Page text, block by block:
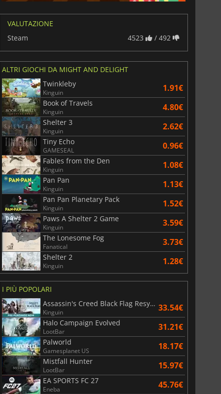
6.75€
WARHAMMER 3
15.48
VALUTAZIONE
Steam
4523 / 492
ALTRI GIOCHI DA MIGHT AND DELIGHT
Twinkleby
Kinguin 1.91€
Book of Travels
Kinguin 4.80€
Shelter 3
Kinguin 2.62€
Tiny Echo
GAMESEAL 0.96€
Fables from the Den
Kinguin 1.08€
Pan Pan
Kinguin 1.13€
Pan Pan Planetary Pack
Kinguin 1.52€
Paws A Shelter 2 Game
Kinguin 3.59€
The Lonesome Fog
Fanatical 3.73€
Shelter 2
Kinguin 1.28€
I PIÙ POPOLARI
Assassin's Creed Black Flag Resynced
Kinguin 33.54€
Halo Campaign Evolved
LootBar 31.21€
Palworld
Gamesplanet US 18.17€
Mistfall Hunter
LootBar 15.97€
EA SPORTS FC 27
Eneba 45.76€